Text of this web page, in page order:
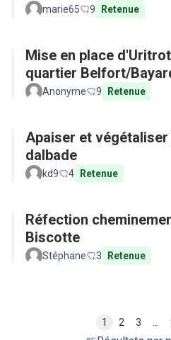
marie65 9 Retenue
Mise en place
quartier Belfort/
Anonyme 9 Retenue
Apaiser et végétaliser
dalbade
kd9 4 Retenue
Réfection
Biscotte
Stéphane 3 Retenue
1 2 3